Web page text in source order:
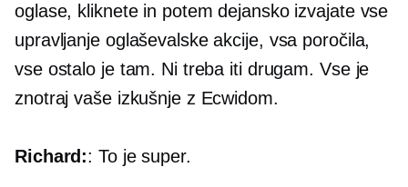
oglase, kliknete in potem dejansko izvajate vse
upravljanje oglaševalske akcije, vsa poročila,
vse ostalo je tam. Ni treba iti drugam. Vse je
znotraj vaše izkušnje z Ecwidom.
Richard:: To je super.